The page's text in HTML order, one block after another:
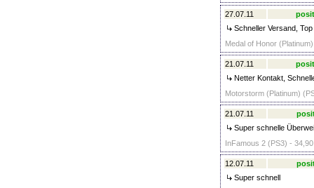
27.07.11
Schneller Versand,
Medal of Honor
21.07.11
Netter Kontakt,
Motorstorm (Platinum)
21.07.11
Super schnelle
InFamous 2 (PS3) -
12.07.11
Super schnell